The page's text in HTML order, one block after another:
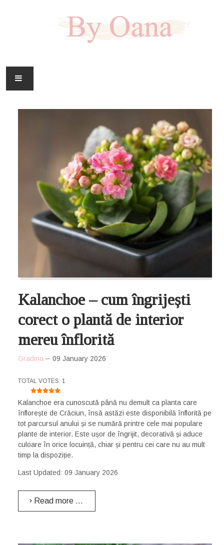
DOWNLOAD
Kalanchoe – cum îngrijești
corect o plantă de interior
mereu înflorită
Gradina 09 January 2026
USER RATING: 5
TOTAL VOTES: 1
Kalanchoe era cunoscută până nu demult ca planta care
înflorește de Crăciun, însă astăzi este disponibilă înflorită pe
tot parcursul anului și se numără printre cele mai populare
plante de interior. Este ușor de îngrijit, decorativă și aduce
culoare în orice locuință, chiar și pentru cei care nu au mult
timp la dispoziție.
Last Updated: 09 January 2026
Read more …